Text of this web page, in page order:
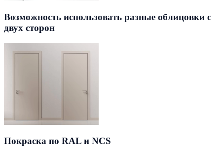
Возможность использовать разные облицовки с
двух сторон
Покраска по RAL и NCS